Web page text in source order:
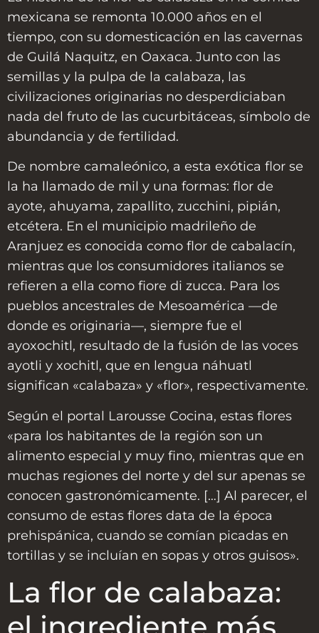
mexicana se remonta 10.000 años en el
tiempo, con su domesticación en las cavernas
de Guilá Naquitz, en Oaxaca. Junto con las
semillas y la pulpa de la calabaza, las
civilizaciones originarias no desperdiciaban
nada del fruto de las cucurbitáceas, símbolo de
abundancia y de fertilidad.
De nombre camaleónico, a esta exótica flor se
la ha llamado de mil y una formas: flor de
ayote, ahuyama, zapallito, zucchini, pipián,
etcétera. En el municipio madrileño de
Aranjuez es conocida como flor de cabalacín,
mientras que los consumidores italianos se
refieren a ella como fiore di zucca. Para los
pueblos ancestrales de Mesoamérica —de
donde es originaria—, siempre fue el
ayoxochitl, resultado de la fusión de las voces
ayotli y xochitl, que en lengua náhuatl
significan «calabaza» y «flor», respectivamente.
Según el portal Larousse Cocina, estas flores
«para los habitantes de la región son un
alimento especial y muy fino, mientras que en
muchas regiones del norte y del sur apenas se
conocen gastronómicamente. […] Al parecer, el
consumo de estas flores data de la época
prehispánica, cuando se comían picadas en
tortillas y se incluían en sopas y otros guisos».
La flor de calabaza: